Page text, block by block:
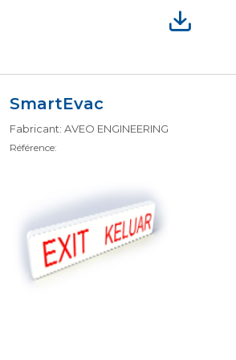
SmartEvac
Fabricant: AVEO ENGINEERING
Référence: